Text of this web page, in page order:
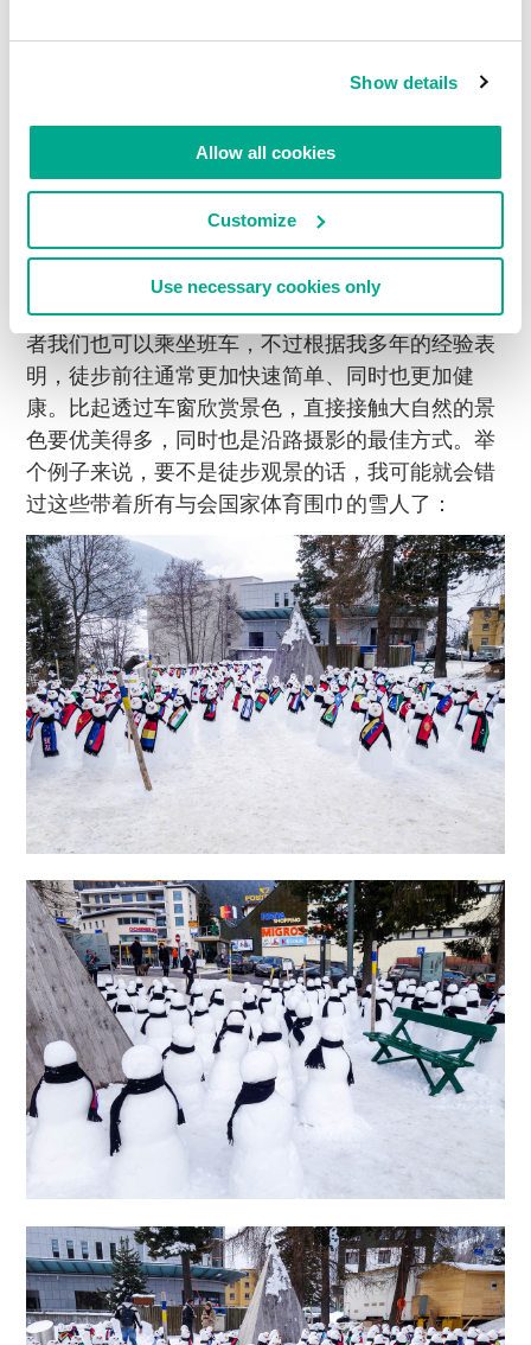
Show details
Allow all cookies
Customize
Use necessary cookies only
我们的公寓距离镇子里的会议中心大约为1.6公里，
由于每两场会议之间都会有休息时间，所以我们每
天都会回公寓两到三次，再加上这段路程的最后
300米是一个陡坡，因而我可以负责任地推断，在
瑞士逗留期间，我们的体重都减轻了一些:)。
当然，主办方给我们提供了豪华汽车用以代步，或
者我们也可以乘坐班车，不过根据我多年的经验表
明，徒步前往通常更加快速简单、同时也更加健
康。比起透过车窗欣赏景色，直接接触大自然的景
色要优美得多，同时也是沿路摄影的最佳方式。举
个例子来说，要不是徒步观景的话，我可能就会错
过这些带着所有与会国家体育围巾的雪人了：